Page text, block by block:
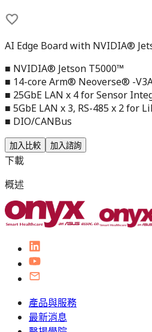
AI Edge Board with NVIDIA®
■ NVIDIA® Jetson T5000™
■ 14-core Arm® Neoverse® -
■ 25GbE LAN x 4 for Sensor
■ 5GbE LAN x 3, RS-485 x 2 for
■ DIO/CANBus
加入比較 加入諮詢
下載
概述
產品與服務
最新消息